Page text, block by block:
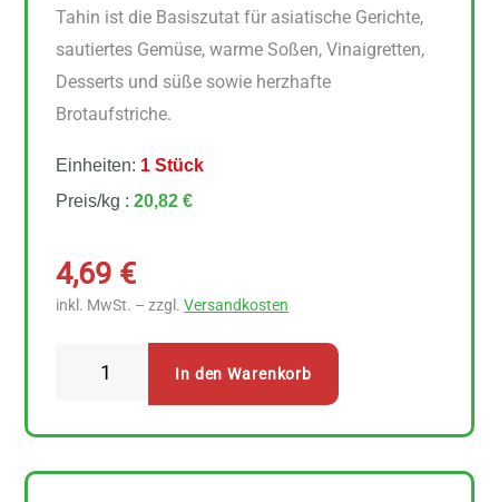
Tahin ist die Basiszutat für asiatische Gerichte,
sautiertes Gemüse, warme Soßen, Vinaigretten,
Desserts und süße sowie herzhafte
Brotaufstriche.
Einheiten: 1 Stück
Preis/kg :20,82 €
4,69 €
inkl. MwSt. – zzgl.Versandkosten
In den Warenkorb